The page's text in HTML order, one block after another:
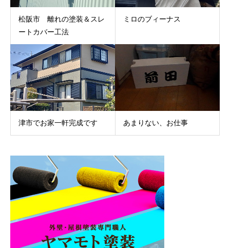
松阪市 離れの塗装＆スレ
ートカバー工法
ミロのブィーナス
津市でお家一軒完成です あまりない、お仕事